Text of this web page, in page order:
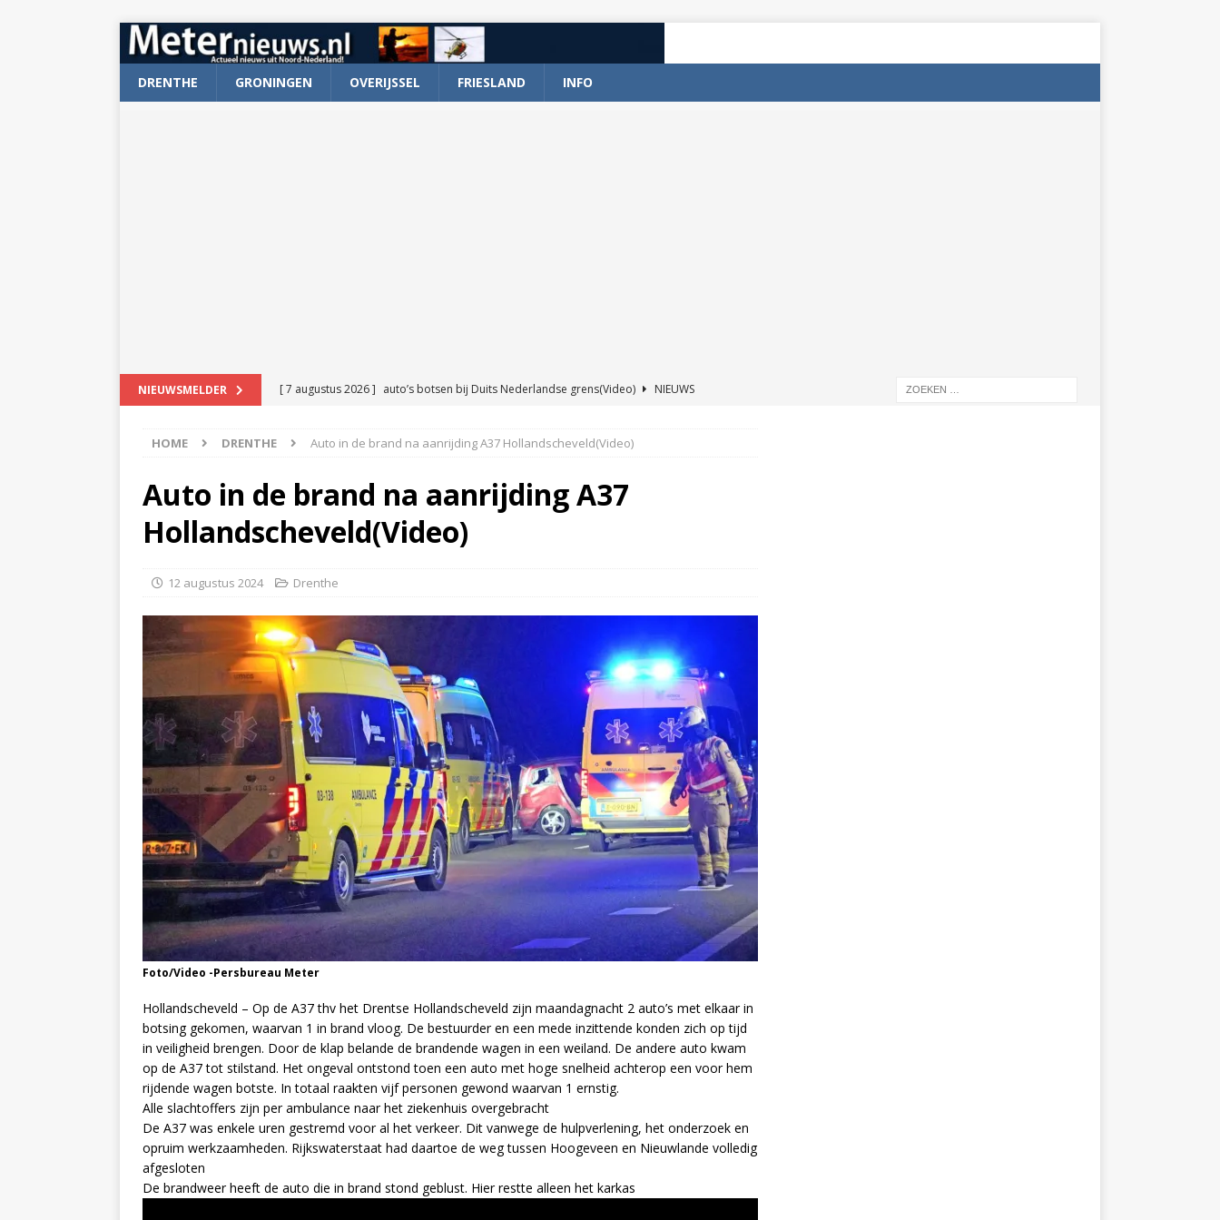
DRENTHE GRONINGEN OVERIJSSEL FRIESLAND INFO
NIEUWSMELDER [ 7 augustus 2026 ] auto’s botsen bij Duits Nederlandse grens(Video)
NIEUWS
[ 6 augustus 2026 ] Klapband en wagen met stro in de brand in Oosterhesselen(Video)
NIEUWS
Machine brand in Wijster(Video)
NIEUWS
[ 7 augustus 2026 ] Surfer aangevaren op Schildmeer Steendam(Video)
HOME DRENTHE Auto in de brand na aanrijding A37 Hollandscheveld(Video)
Auto in de brand na aanrijding A37
Hollandscheveld(Video)
12 augustus 2024 Drenthe
Foto/Video -Persbureau Meter
Hollandscheveld – Op de A37 thv het Drentse Hollandscheveld zijn maandagnacht 2 auto’s met elkaar in
botsing gekomen, waarvan 1 in brand vloog. De bestuurder en een mede inzittende konden zich op tijd
in veiligheid brengen. Door de klap belande de brandende wagen in een weiland. De andere auto kwam
op de A37 tot stilstand. Het ongeval ontstond toen een auto met hoge snelheid achterop een voor hem
rijdende wagen botste. In totaal raakten vijf personen gewond waarvan 1 ernstig.
Alle slachtoffers zijn per ambulance naar het ziekenhuis overgebracht
De A37 was enkele uren gestremd voor al het verkeer. Dit vanwege de hulpverlening, het onderzoek en
opruim werkzaamheden. Rijkswaterstaat had daartoe de weg tussen Hoogeveen en Nieuwlande volledig
afgesloten
De brandweer heeft de auto die in brand stond geblust. Hier restte alleen het karkas